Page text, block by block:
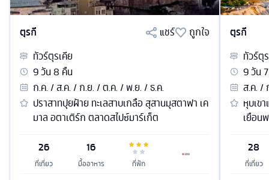
ตุรกี แชร์
ถูกใจ
ทัวร์ตุรเคีย
9วัน8 คืน
ก.ค. / ส.ค. / ก.ย. / ต.ค. / พ.ย. / ธ.ค.
ปราสาทปุยฝ้าย ทะเลสาบเกลือ สุสานมุสตาฟา เค
มาล อตาเติร์ก ตลาดสไปซ์มาร์เก็ต
26
ที่เที่ยว
16
มื้ออาหาร ที่พัก
ตุรกี
ทัวร์ตุ
9วัน7
ส.ค. /
หุบเข
เยือน
28
ที่เที่ยว